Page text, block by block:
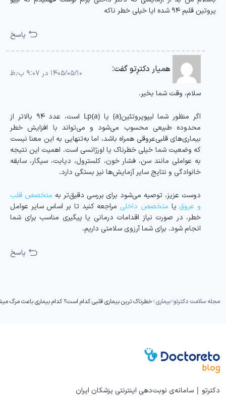
پروتین قلبم ۹۴ شده ایا خیلی خطر ناکه
پاسخ
همیار دکترِتوگفت: ۱۴۰۵/۰۵/۱۰ در ۹:۰۷ ب٫ظ
سلام، وقت شما بخیر.
اگر منظور شما لیپوپروتئین(a) یا Lp(a) است، عدد ۹۴ بالاتر از
محدوده طبیعی محسوب می‌شود و می‌تواند با افزایش خطر
بیماری‌های قلبی‌عروقی همراه باشد، اما به‌تنهایی به این معنا نیست
که وضعیت شما خیلی خطرناک یا اورژانسی است. اهمیت این نتیجه
به عواملی مانند سن، فشار خون، کلسترول، دیابت، سیگار، سابقه
خانوادگی و نتایج سایر آزمایش‌ها نیز بستگی دارد.
دوست عزیز، توصیه می‌شود برای بررسی دقیق‌تر به متخصص قلب
و عروق یا متخصص داخلی مراجعه کنید تا بر اساس سایر عوامل
خطر، در صورت نیاز اقدامات درمانی یا پیگیری مناسب برای شما
انجام شود. برای شما آرزوی سلامتی داریم.
پاسخ
مجله سلامت دکترتو بیماری خطرناک ترین بیماری قلبی کدام است؟ کدام بیماری باعث مرگ
دکترتو | سامانه‌ی نوبت‌دهی اینترنتی پزشکان ایران